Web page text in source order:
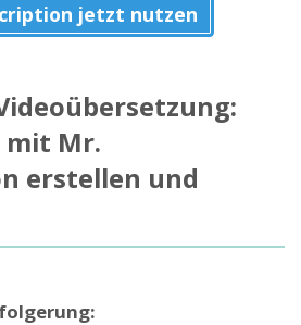
jetzt nutzen
mit Mr.
erstellen und